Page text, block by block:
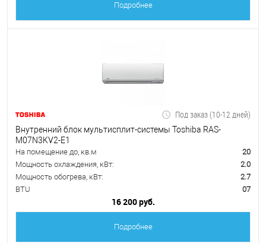
Подробнее
Под заказ (10-12 дней)
Внутренний блок мультисплит-системы Toshiba RAS-
M07N3KV2-E1
На помещение до, кв.м
20
Мощность охлаждения, кВт:
2.0
Мощность обогрева, кВт:
2.7
BTU
07
16 200 руб.
Подробнее